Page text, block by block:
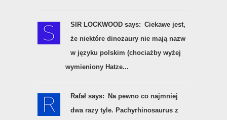
SIR LOCKWOOD says: Ciekawe jest,
że niektóre dinozaury nie mają nazw
w języku polskim (chociażby wyżej
wymieniony Hatze...
Rafał says:
Na pewno co najmniej
dwa razy tyle. Pachyrhinosaurus z